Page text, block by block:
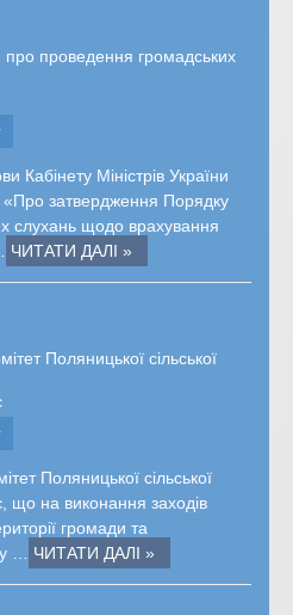
проведення громадських
Кабінету Міністрів України
затвердження Порядку
слухань щодо врахування
ЧИТАТИ ДАЛІ »
Поляницької сільської
Поляницької сільської
що на виконання заходів
громади та
…
ЧИТАТИ ДАЛІ »